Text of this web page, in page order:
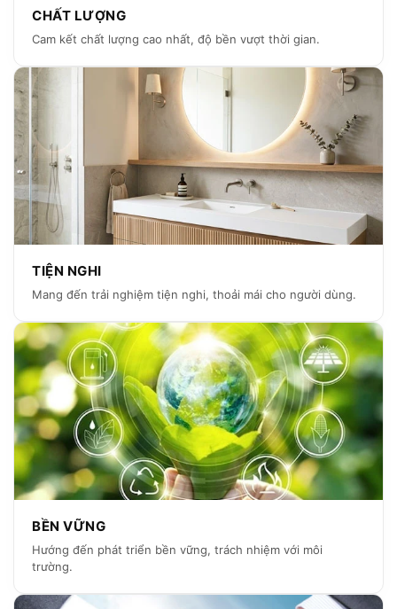
CHẤT LƯỢNG
Cam kết chất lượng cao nhất, độ bền vượt thời gian.
TIỆN NGHI
Mang đến trải nghiệm tiện nghi, thoải mái cho người dùng.
BỀN VỮNG
Hướng đến phát triển bền vững, trách nhiệm với môi
trường.